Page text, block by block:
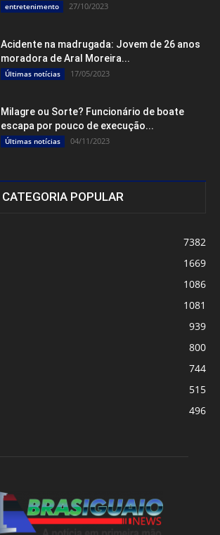
entretenimento 27/10/2023
Acidente na madrugada: Jovem de 26 anos
moradora de Aral Moreira...
Últimas notícias 17/05/2023
Milagre ou Sorte? Funcionário de boate
escapa por pouco de execução...
Últimas notícias 04/11/2023
CATEGORIA POPULAR
7382
1669
1086
1081
939
800
744
515
496